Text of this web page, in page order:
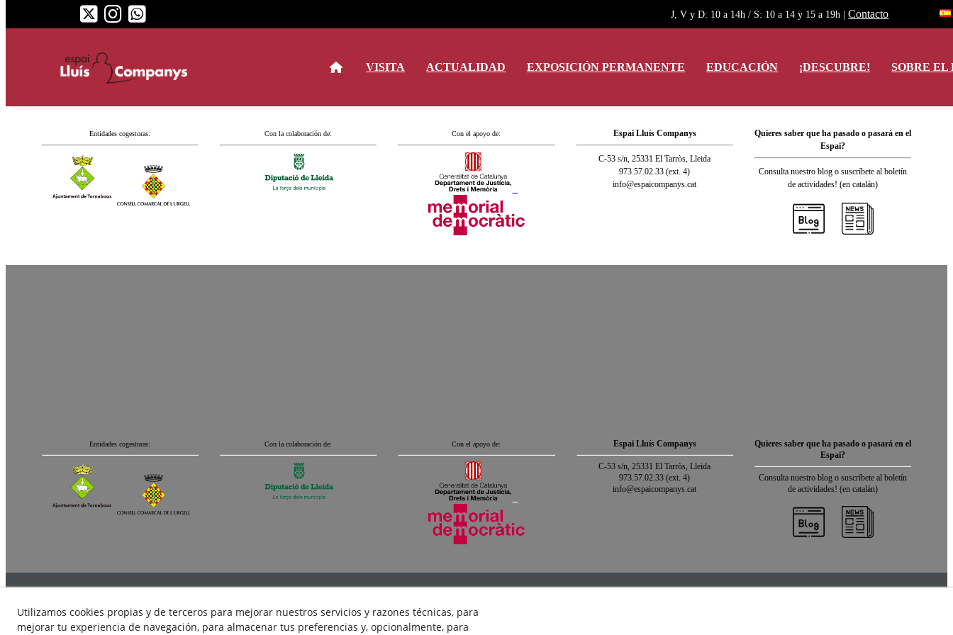
J, V y D: 10 a 14h / S: 10 a 14 y 15 a 19h |Contacto
VISITA ACTUALIDAD EXPOSICIÓN PERMANENTE EDUCACIÓN ¡DESCUBRE! SOBRE EL
Entidades cogestoras: Con la colaboración de: Con el apoyo de: Espai Lluís Companys
C-53 s/n, 25331 El Tarròs, Lleida
973.57.02.33 (ext. 4)
info@espaicompanys.cat
Quieres saber que ha pasado o pasará en el
Espai?
Consulta nuestro blog o suscríbete al boletín
de actividades! (en catalán)
Entidades cogestoras: Con la colaboración de: Con el apoyo de: Espai Lluís Companys
C-53 s/n, 25331 El Tarròs, Lleida
973.57.02.33 (ext. 4)
info@espaicompanys.cat
Quieres saber que ha pasado o pasará en el
Espai?
Consulta nuestro blog o suscríbete al boletín
de actividades! (en catalán)
Utilizamos cookies propias y de terceros para mejorar nuestros servicios y razones técnicas, para
mejorar tu experiencia de navegación, para almacenar tus preferencias y, opcionalmente, para